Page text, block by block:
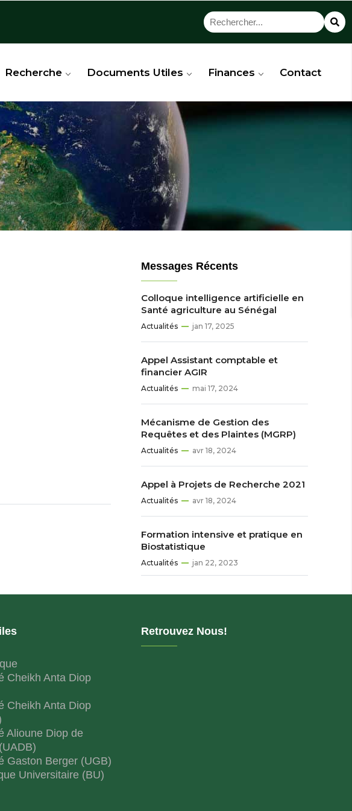
Recherche Documents Utiles Finances Contact
Messages Récents
Colloque intelligence artificielle en
Santé agriculture au Sénégal
Actualités jan 17, 2025
Appel Assistant comptable et
financier AGIR
Actualités mai 17, 2024
Mécanisme de Gestion des
Requêtes et des Plaintes (MGRP)
Actualités avr 18, 2024
Appel à Projets de Recherche 2021
Actualités avr 18, 2024
Formation intensive et pratique en
Biostatistique
Actualités jan 22, 2023
Cheikh Anta Diop
Cheikh Anta Diop
Alioune Diop de
Gaston Berger (UGB)
Universitaire (BU)
Retrouvez Nous!